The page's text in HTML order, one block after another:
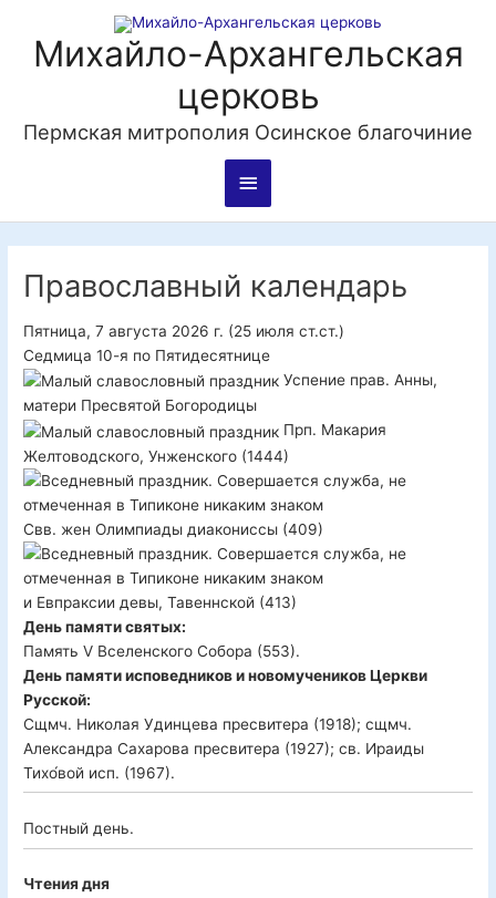
содержимому
Михайло-Архангельская
церковь
Пермская митрополия Осинское благочиние
Главное
меню
Православный календарь
Пятница, 7 августа 2026 г. (25 июля ст.ст.)
Седмица 10-я по Пятидесятнице
Успение прав. Анны,
матери Пресвятой Богородицы
Прп. Макария
Желтоводского, Унженского (1444)
Свв. жен Олимпиады диакониссы (409)
и Евпраксии девы, Тавеннской (413)
День памяти святых:
Память V Вселенского Собора (553).
День памяти исповедников и новомучеников Церкви
Русской:
Сщмч. Николая Удинцева пресвитера (1918); сщмч.
Александра Сахарова пресвитера (1927); св. Ираиды
Тихо́вой исп. (1967).
Постный день.
Чтения дня